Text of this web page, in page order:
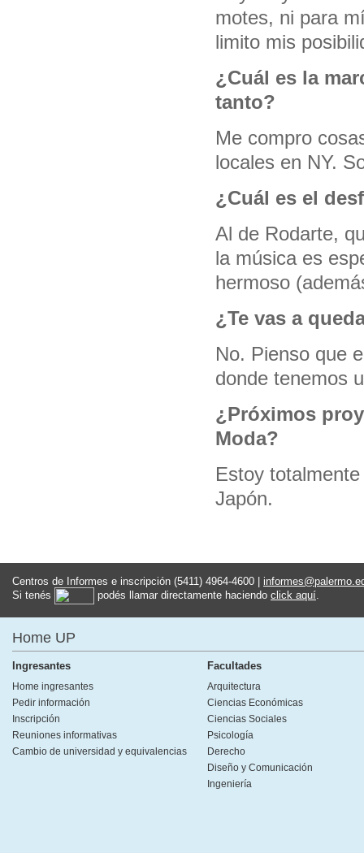
motes, ni para
limito mis
¿Cuál es la
tanto?
Me compro
locales en NY.
¿Cuál es el
Al de Rodarte,
la música es
hermoso
¿Te vas a
No. Pienso que
donde tenemos
¿Próximos
Moda?
Estoy
Japón.
Centros de Informes e inscripción (5411) 4964-4600 |
Si tenés
podés llamar directamente haciendo click aquí
Home UP
Ingresantes
Home ingresantes
Pedir información
Inscripción
Reuniones informativas
Cambio de universidad y equivalencias
Facultades
Arquitectura
Ciencias Económicas
Ciencias Sociales
Psicología
Derecho
Diseño y Comunicación
Ingeniería